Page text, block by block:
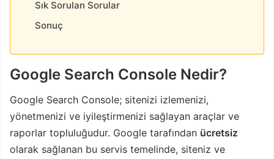
Sık Sorulan Sorular
Sonuç
Google Search Console Nedir?
Google Search Console; sitenizi izlemenizi,
yönetmenizi ve iyileştirmenizi sağlayan araçlar ve
raporlar topluluğudur. Google tarafından ücretsiz
olarak sağlanan bu servis temelinde, siteniz ve